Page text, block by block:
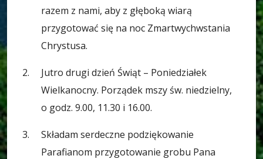
razem z nami, aby z głęboką wiarą
przygotować się na noc Zmartwychwstania
Chrystusa.
Jutro drugi dzień Świąt – Poniedziałek
Wielkanocny. Porządek mszy św. niedzielny,
o godz. 9.00, 11.30 i 16.00.
Składam serdeczne podziękowanie
Parafianom przygotowanie grobu Pana